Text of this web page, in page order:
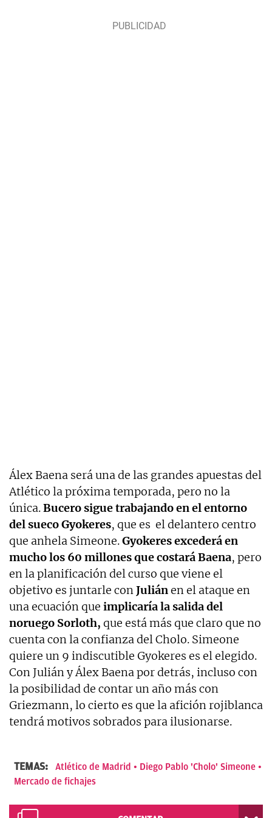
Álex Baena será una de las grandes apuestas del
Atlético la próxima temporada, pero no la
única.Bucero sigue trabajando en el entorno
del sueco Gyokeres, que es el delantero centro
que anhela Simeone.Gyokeres excederá en
mucho los 60 millones que costará Baena, pero
en la planificación del curso que viene el
objetivo es juntarle conJuliánen el ataque en
una ecuación que implicaría la salida del
noruego Sorloth, que está más que claro que no
cuenta con la confianza del Cholo. Simeone
quiere un 9 indiscutible Gyokeres es el elegido.
Con Julián y Álex Baena por detrás, incluso con
la posibilidad de contar un año más con
Griezmann, lo cierto es que la afición rojiblanca
tendrá motivos sobrados para ilusionarse.
TEMAS: Atlético de Madrid
Diego Pablo 'Cholo' Simeone
Mercado de fichajes